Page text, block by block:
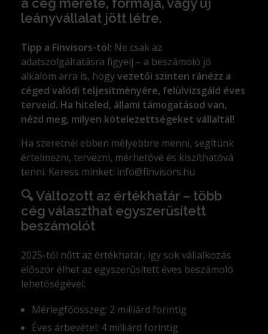
leányvállalat jött létre.
Tipp a Finvisors-tól: Ne csak az
adatszolgáltatásra figyelj – a beszámoló jó
alkalom arra is, hogyvezetői szinten ránézz a
céged valódi teljesítményére, felülvizsgáld éves
terveid. Ha hiteled, állami támogatásod van,
nézd meg, milyen kötelezettségeket vállaltál!
Ha szeretnél ebben mélyebbre menni, segítünk
értelmezni, tervezni, mérhetővé és kiszíthatóvá
tenni. Keress minket: info@finvisors.hu
🔍 Változott az értékhatár – több
cég választhat egyszerűsített
beszámolót
2025-től nőtt az értékhatár, így sok vállalkozás
először élhet az egyszerűsített éves beszámoló
lehetőségével:
Mérlegfőösszeg: 2 milliárd forintig
Éves árbevétel: 4 milliárd forintig